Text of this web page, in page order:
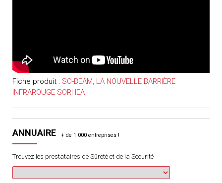
Fiche produit : SO-BEAM, LA NOUVELLE BARRIÈRE
INFRAROUGE SORHEA
ANNUAIRE
Trouvez les prestataires de Sûreté et de la Sécurité